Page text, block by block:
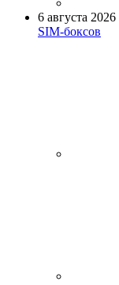
6 августа 2026
SIM-боксов